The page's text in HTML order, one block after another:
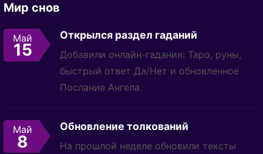
Мир снов
Май
15
Открылся раздел гаданий
Добавили онлайн-гадания: Таро, руны,
быстрый ответ Да/Нет и обновленное
Послание Ангела.
Май
8
Обновление толкований
На прошлой неделе обновили тексты